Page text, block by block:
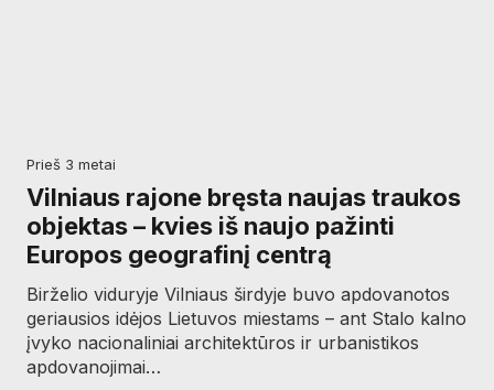
prieš 3 metai
Vilniaus rajone bręsta naujas traukos
objektas – kvies iš naujo pažinti
Europos geografinį centrą
Birželio viduryje Vilniaus širdyje buvo apdovanotos
geriausios idėjos Lietuvos miestams – ant Stalo kalno
įvyko nacionaliniai architektūros ir urbanistikos
apdovanojimai…